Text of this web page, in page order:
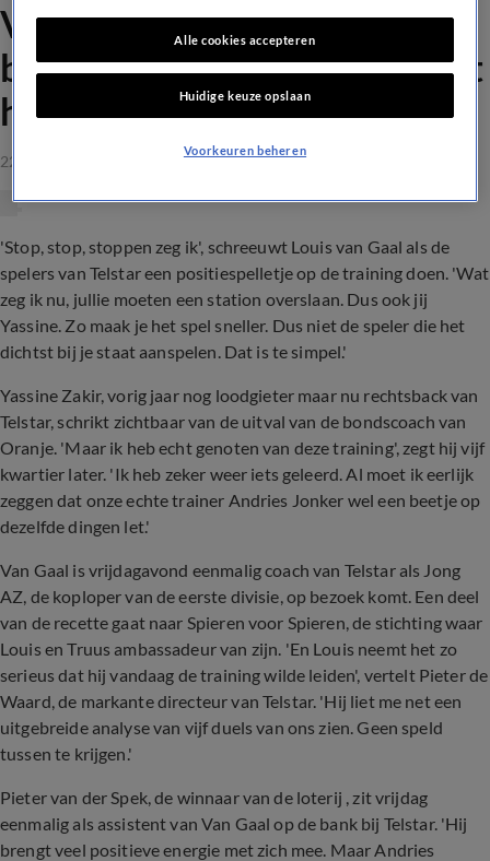
Van Gaal verklapt
basisspeler Telstar: 'Ga je dat
hier nou ook al weggeven?'
22 sep 2021, 12:27
'Stop, stop, stoppen zeg ik', schreeuwt Louis van Gaal als de
spelers van Telstar een positiespelletje op de training doen. 'Wat
zeg ik nu, jullie moeten een station overslaan. Dus ook jij
Yassine. Zo maak je het spel sneller. Dus niet de speler die het
dichtst bij je staat aanspelen. Dat is te simpel.'
Yassine Zakir, vorig jaar nog loodgieter maar nu rechtsback van
Telstar, schrikt zichtbaar van de uitval van de bondscoach van
Oranje. 'Maar ik heb echt genoten van deze training', zegt hij vijf
kwartier later. 'Ik heb zeker weer iets geleerd. Al moet ik eerlijk
zeggen dat onze echte trainer Andries Jonker wel een beetje op
dezelfde dingen let.'
Van Gaal is vrijdagavond eenmalig coach van Telstar als Jong
AZ, de koploper van de eerste divisie, op bezoek komt. Een deel
van de recette gaat naar Spieren voor Spieren, de stichting waar
Louis en Truus ambassadeur van zijn. 'En Louis neemt het zo
serieus dat hij vandaag de training wilde leiden', vertelt Pieter de
Waard, de markante directeur van Telstar. 'Hij liet me net een
uitgebreide analyse van vijf duels van ons zien. Geen speld
tussen te krijgen.'
Pieter van der Spek, de winnaar van de loterij , zit vrijdag
eenmalig als assistent van Van Gaal op de bank bij Telstar. 'Hij
brengt veel positieve energie met zich mee. Maar Andries
Alle cookies accepteren
Huidige keuze opslaan
Voorkeuren beheren